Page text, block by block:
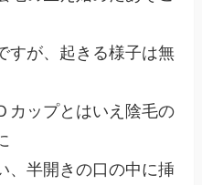
すが、起きる様子は無
カップとはいえ陰毛の
、半開きの口の中に挿